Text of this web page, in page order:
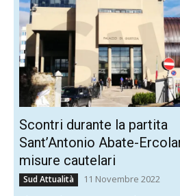
Scontri durante la partita
Sant’Antonio Abate-
misure cautelari
Sud Attualità 11 Novembre 2022